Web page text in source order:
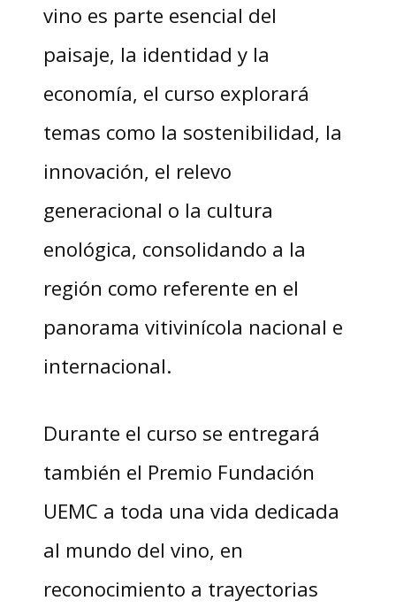
vino es parte esencial del
paisaje, la identidad y la
economía, el curso explorará
temas como la sostenibilidad, la
innovación, el relevo
generacional o la cultura
enológica, consolidando a la
región como referente en el
panorama vitivinícola nacional e
internacional.
Durante el curso se entregará
también el Premio Fundación
UEMC a toda una vida dedicada
al mundo del vino, en
reconocimiento a trayectorias